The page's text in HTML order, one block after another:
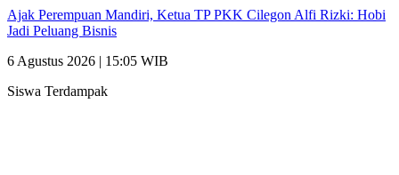
Ajak Perempuan Mandiri, Ketua TP PKK Cilegon Alfi Rizki: Hobi
Jadi Peluang Bisnis
6 Agustus 2026 | 15:05 WIB
Siswa Terdampak